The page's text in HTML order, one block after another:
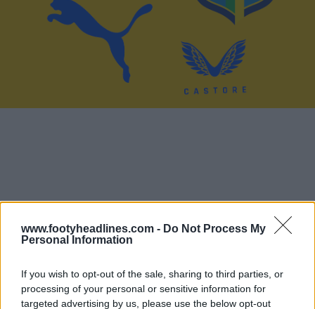
www.footyheadlines.com - Do Not Process My
Personal Information
If you wish to opt-out of the sale, sharing to third parties, or
processing of your personal or sensitive information for
targeted advertising by us, please use the below opt-out